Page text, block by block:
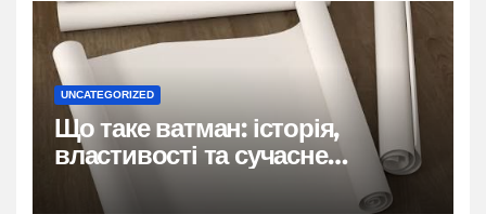
UNCATEGORIZED
Що таке ватман: історія,
властивості та сучасне
застосування